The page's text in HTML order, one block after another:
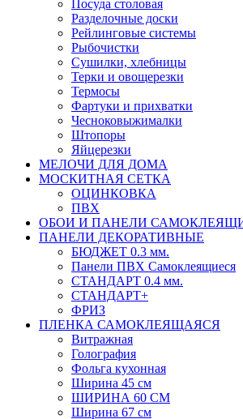
Посуда столовая
Разделочные доски
Рейлинговые системы
Рыбочистки
Сушилки, хлебницы
Терки и овощерезки
Термосы
Фартуки и прихватки
Чесноковыжималки
Штопоры
Яйцерезки
МЕЛОЧИ ДЛЯ ДОМА
МОСКИТНАЯ СЕТКА
ОЦИНКОВКА
ПВХ
ОБОИ И ПАНЕЛИ
ПАНЕЛИ ДЕКОРАТИВНЫЕ
БЮДЖЕТ 0.3 мм.
Панели ПВХ Самоклеящиеся
СТАНДАРТ 0.4 мм.
СТАНДАРТ+
ФРИЗ
ПЛЕНКА САМОКЛЕЯЩАЯСЯ
Витражная
Голография
Фольга кухонная
Ширина 45 см
ШИРИНА 60 СМ
Ширина 67 см